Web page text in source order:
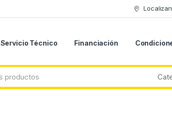
Servicio Técnico Financiación